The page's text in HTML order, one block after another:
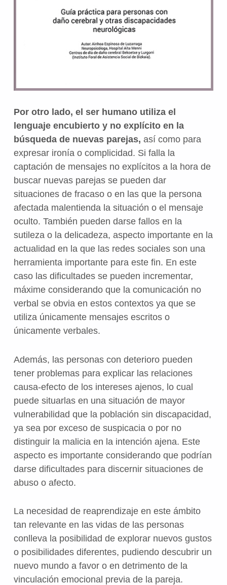
Por otro lado, el ser humano utiliza el
lenguaje encubierto y no explícito en la
búsqueda de nuevas parejas, así como para
expresar ironía o complicidad. Si falla la
captación de mensajes no explícitos a la hora de
buscar nuevas parejas se pueden dar
situaciones de fracaso o en las que la persona
afectada malentienda la situación o el mensaje
oculto. También pueden darse fallos en la
sutileza o la delicadeza, aspecto importante en la
actualidad en la que las redes sociales son una
herramienta importante para este fin. En este
caso las dificultades se pueden incrementar,
máxime considerando que la comunicación no
verbal se obvia en estos contextos ya que se
utiliza únicamente mensajes escritos o
únicamente verbales.
Además, las personas con deterioro pueden
tener problemas para explicar las relaciones
causa-efecto de los intereses ajenos, lo cual
puede situarlas en una situación de mayor
vulnerabilidad que la población sin discapacidad,
ya sea por exceso de suspicacia o por no
distinguir la malicia en la intención ajena. Este
aspecto es importante considerando que podrían
darse dificultades para discernir situaciones de
abuso o afecto.
La necesidad de reaprendizaje en este ámbito
tan relevante en las vidas de las personas
conlleva la posibilidad de explorar nuevos gustos
o posibilidades diferentes, pudiendo descubrir un
nuevo mundo a favor o en detrimento de la
vinculación emocional previa de la pareja.